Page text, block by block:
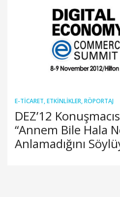
E-TICARET,ETKINLIKLER,RÖPORTAJ
DEZ’12
“Annem Bile Hala
Anlamadığını